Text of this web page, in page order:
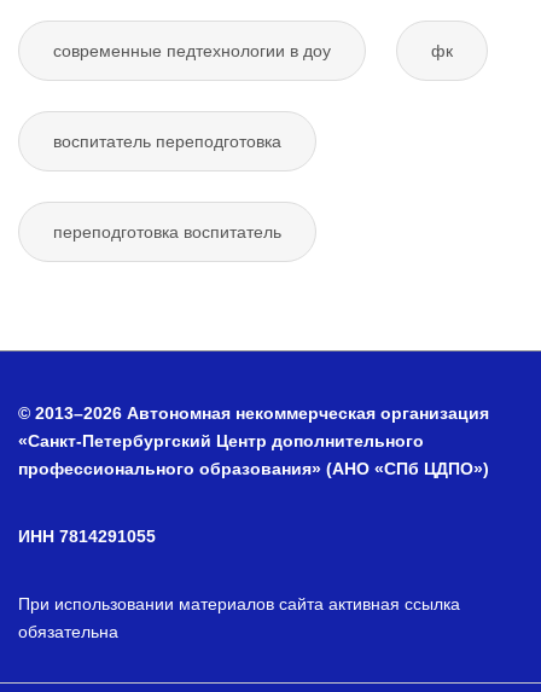
современные педтехнологии в доу фк
воспитатель переподготовка
переподготовка воспитатель
© 2013–2026 Автономная некоммерческая организация
«Санкт-Петербургский Центр дополнительного
профессионального образования» (АНО «СПб ЦДПО»)
ИНН 7814291055
При использовании материалов сайта активная ссылка
обязательна